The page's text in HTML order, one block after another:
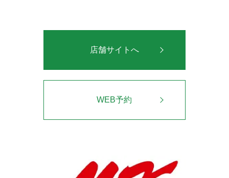
店舗サイトへ
WEB予約